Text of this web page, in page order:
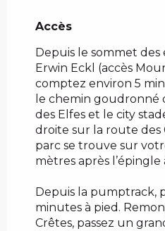
Accès
Accès
Depuis le sommet des
Erwin Eckl (accès
comptez environ 5
le chemin goudronné
des Elfes et le city
droite sur la route des
parc se trouve sur
mètres après l’épingle
Depuis la pumptrack,
minutes à pied.
Crêtes, passez un